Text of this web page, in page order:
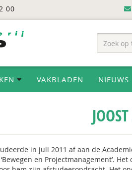
00
VAKBLADEN NIEUWS
in juli 2011 af aan de
en Projectmanagement’.